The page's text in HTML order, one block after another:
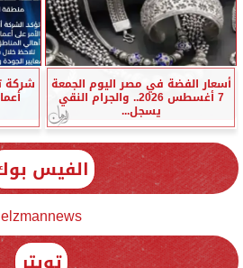
أسعار الفضة في مصر اليوم الجمعة
7 أغسطس 2026.. والجرام النقي
يسجل...
شركة
الفيس
elzmannews